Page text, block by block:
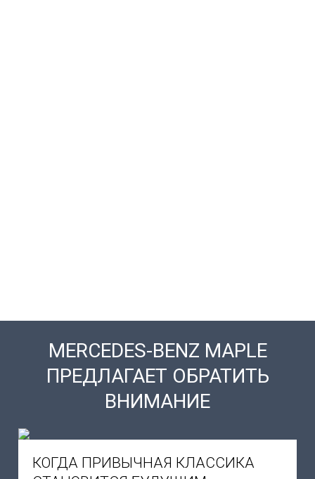
MERCEDES-BENZ MAPLE
ПРЕДЛАГАЕТ ОБРАТИТЬ
ВНИМАНИЕ
КОГДА ПРИВЫЧНАЯ КЛАССИКА